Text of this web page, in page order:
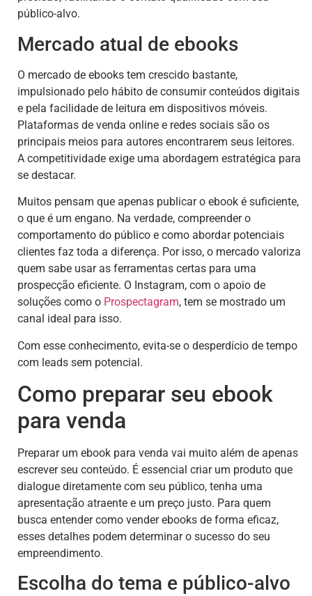
público-alvo.
Mercado atual de ebooks
O mercado de ebooks tem crescido bastante,
impulsionado pelo hábito de consumir conteúdos digitais
e pela facilidade de leitura em dispositivos móveis.
Plataformas de venda online e redes sociais são os
principais meios para autores encontrarem seus leitores.
A competitividade exige uma abordagem estratégica para
se destacar.
Muitos pensam que apenas publicar o ebook é suficiente,
o que é um engano. Na verdade, compreender o
comportamento do público e como abordar potenciais
clientes faz toda a diferença. Por isso, o mercado valoriza
quem sabe usar as ferramentas certas para uma
prospecção eficiente. O Instagram, com o apoio de
soluções como o Prospectagram, tem se mostrado um
canal ideal para isso.
Com esse conhecimento, evita-se o desperdício de tempo
com leads sem potencial.
Como preparar seu ebook
para venda
Preparar um ebook para venda vai muito além de apenas
escrever seu conteúdo. É essencial criar um produto que
dialogue diretamente com seu público, tenha uma
apresentação atraente e um preço justo. Para quem
busca entender como vender ebooks de forma eficaz,
esses detalhes podem determinar o sucesso do seu
empreendimento.
Escolha do tema e público-alvo